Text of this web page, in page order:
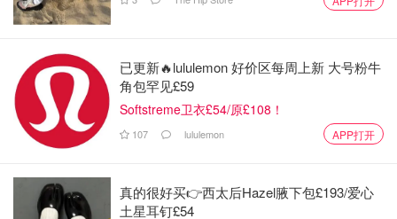
已更新🔥lululemon 好价区每周上新 大号粉牛
角包罕见£59
Softstreme卫衣£54/原£108！
107 lululemon APP打开
真的很好买👉西太后Hazel腋下包£193/爱心
土星耳钉£54